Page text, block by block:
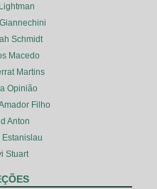
Schmidt
Macedo
Martins
Opinião
Filho
Anton
Stuart